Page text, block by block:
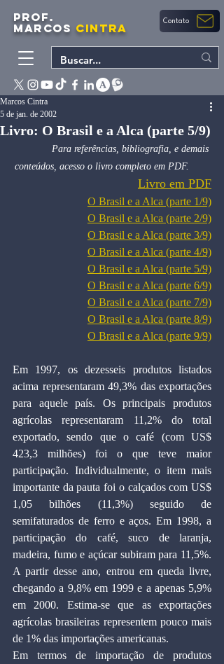
PROF.
MARCOS CINTRA Contato
Livro: O Brasil e a Alca (parte 5/9)
Marcos Cintra
5 de jan. de 2002
Para referências, bibliografia, e demais
conteúdos, acesso o livro completo em PDF.
Livro em PDF
O Brasil e a Alca (parte 1/9)
O Brasil e a Alca (parte 2/9)
O Brasil e a Alca (parte 3/9)
O Brasil e a Alca (parte 4/9)
O Brasil e a Alca (parte 5/9)
O Brasil e a Alca (parte 6/9)
O Brasil e a Alca (parte 7/9)
O Brasil e a Alca (parte 8/9)
O Brasil e a Alca (parte 9/9)
Em 1997, os dezesseis produtos listados
acima representaram 49,3% das exportações
para aquele país. Os principais produtos
agrícolas representaram 11,2% do total
exportado, sendo que o café (com US$
423,3 milhões) foi o que teve maior
participação. Individualmente, o item mais
importante da pauta foi o calçados com US$
1,05 bilhões (11,3%) seguido de
semifaturados de ferro e aços. Em 1998, a
participação do café, suco de laranja,
madeira, fumo e açúcar subiram para 11,5%.
A partir desse ano, entrou em queda livre,
chegando a 9,8% em 1999 e a apenas 5,9%
em 2000. Estima-se que as exportações
agrícolas brasileiras representem pouco mais
de 1% das importações americanas.
Em termos de importação de produtos